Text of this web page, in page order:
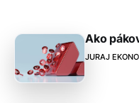
Ako
JURAJ